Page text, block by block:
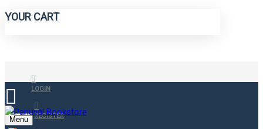
YOUR CART
LOGIN
REGISTER
Menu